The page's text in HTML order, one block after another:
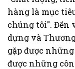
hàng là mục
chúng tôi". Đến
dựng và
gặp được
được những